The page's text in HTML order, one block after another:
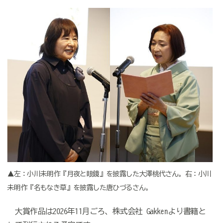
▲左：小川未明作『月夜と眼鏡』を披露した大澤桃代さん。右：小川
未明作『名もなき草』を披露した唐ひづるさん。
大賞作品は2026年11月ごろ、株式会社 Gakkenより書籍と